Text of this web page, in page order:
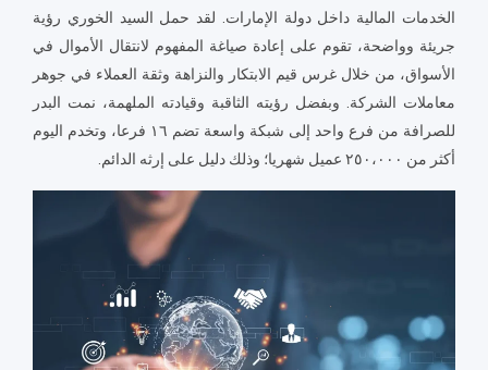
الخدمات المالية داخل دولة الإمارات. لقد حمل السيد الخوري رؤية
جريئة وواضحة، تقوم على إعادة صياغة المفهوم لانتقال الأموال في
الأسواق، من خلال غرس قيم الابتكار والنزاهة وثقة العملاء في جوهر
معاملات الشركة. وبفضل رؤيته الثاقبة وقيادته الملهمة، نمت البدر
للصرافة من فرع واحد إلى شبكة واسعة تضم ١٦ فرعا، وتخدم اليوم
أكثر من ٢٥٠،٠٠٠ عميل شهريا؛ وذلك دليل على إرثه الدائم.